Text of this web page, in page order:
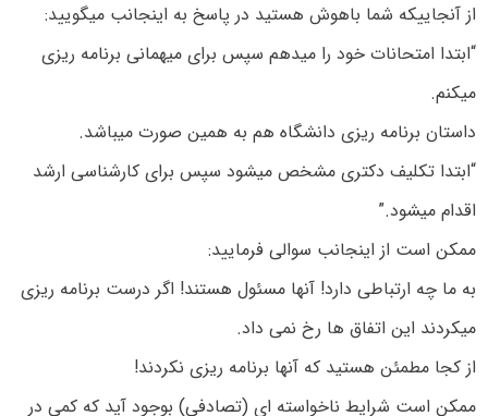
از آنجاییکه شما باهوش هستید در پاسخ به اینجانب میگویید:
“ابتدا امتحانات خود را میدهم سپس برای میهمانی برنامه ریزی
میکنم.
داستان برنامه ریزی دانشگاه هم به همین صورت میباشد.
“ابتدا تکلیف دکتری مشخص میشود سپس برای کارشناسی ارشد
اقدام میشود.”
ممکن است از اینجانب سوالی فرمایید:
به ما چه ارتباطی دارد! آنها مسئول هستند! اگر درست برنامه ریزی
میکردند این اتفاق ها رخ نمی داد.
از کجا مطمئن هستید که آنها برنامه ریزی نکردند!
ممکن است شرایط ناخواسته ای (تصادفی) بوجود آید که کمی در